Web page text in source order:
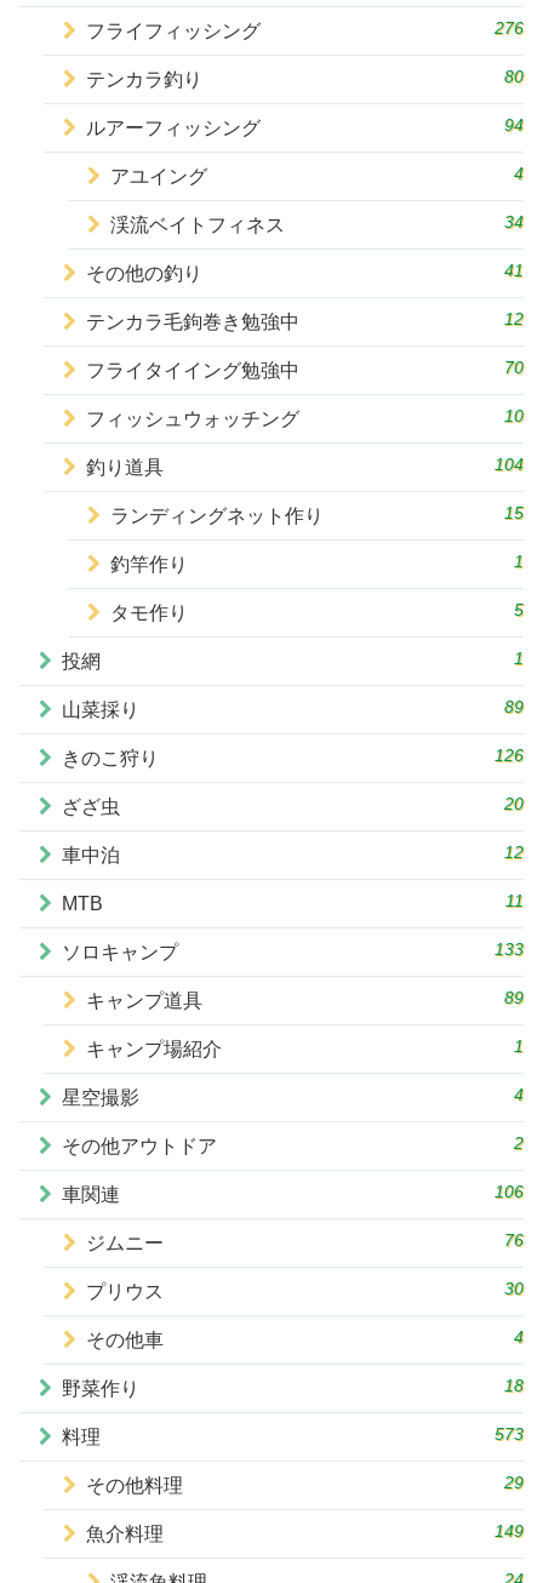
フライフィッシング 276
テンカラ釣り 80
ルアーフィッシング 94
アユイング 4
渓流ベイトフィネス 34
その他の釣り 41
テンカラ毛鉤巻き勉強中 12
フライタイイング勉強中 70
フィッシュウォッチング 10
釣り道具 104
ランディングネット作り 15
釣竿作り 1
タモ作り 5
投網 1
山菜採り 89
きのこ狩り 126
ざざ虫 20
車中泊 12
MTB 11
ソロキャンプ 133
キャンプ道具 89
キャンプ場紹介 1
星空撮影 4
その他アウトドア 2
車関連 106
ジムニー 76
プリウス 30
その他車 4
野菜作り 18
料理 573
その他料理 29
魚介料理 149